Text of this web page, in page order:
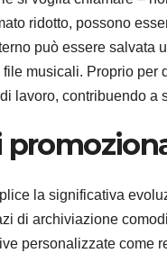
ridotto, possono
può essere salvata
musicali. Proprio per
lavoro, contribuendo a
la significativa
di archiviazione
personalizzate come